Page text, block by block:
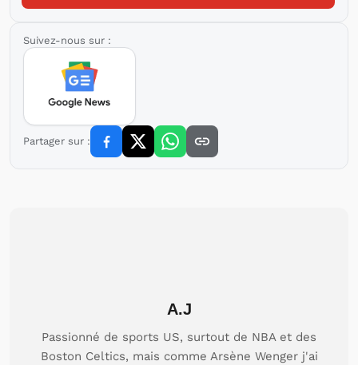
Suivez-nous sur :
Partager sur :
A.J
Passionné de sports US, surtout de NBA et des
Boston Celtics, mais comme Arsène Wenger j'ai